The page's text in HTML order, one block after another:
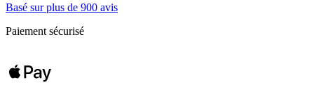
Basé sur plus de 900 avis
Paiement sécurisé